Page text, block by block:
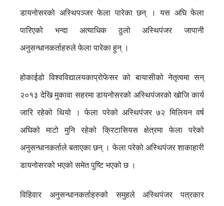
डायनोसरको अस्थिपञ्जर फेला पारेका छन् । यस अघि फेला
पारिएको भन्दा अत्याधिक ठुलो अस्थिपंजर जापानी
अनुसन्धानकर्ताहरुले फेला पारेका हुन् ।
होकाईडो विश्वविद्यालयकाप्रोफेसर को बायासीको नेतृत्वमा सन्
२०१३ देखि मुकावा सहरमा डायनोसरको अस्थिपंजरको खोजि कार्य
जारि रहेको थियो । फेला परेको अस्थिपंजर ७२ मिलियन वर्ष
अघिको माटो मुनि रहेको क्रिटासियस क्षेत्रमा फेला परेको
अनुसन्धानकर्ताले बताएका छन् । फेला परेको अस्थिपंजर शाकाहारी
डायनोसरको भएको समेत पुष्टि भएको छ ।
विहिवार अनुसन्धानकर्ताहरुको समुहले अस्थिपंजर पत्रकार